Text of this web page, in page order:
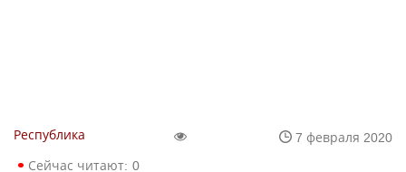
Республика
7 февраля 2020
Сейчас читают: 0